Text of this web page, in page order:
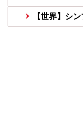
【世界】シ